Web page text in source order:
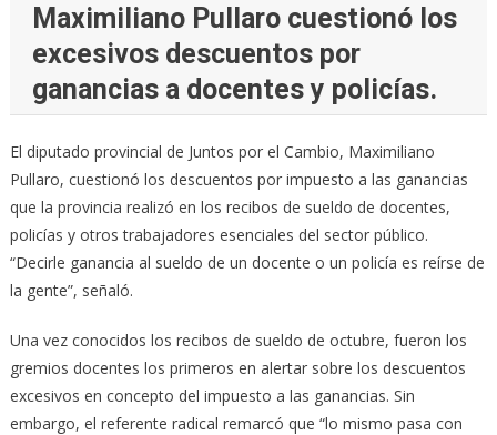
Maximiliano Pullaro cuestionó los
excesivos descuentos por
ganancias a docentes y policías.
El diputado provincial de Juntos por el Cambio, Maximiliano
Pullaro, cuestionó los descuentos por impuesto a las ganancias
que la provincia realizó en los recibos de sueldo de docentes,
policías y otros trabajadores esenciales del sector público.
“Decirle ganancia al sueldo de un docente o un policía es reírse de
la gente”, señaló.
Una vez conocidos los recibos de sueldo de octubre, fueron los
gremios docentes los primeros en alertar sobre los descuentos
excesivos en concepto del impuesto a las ganancias. Sin
embargo, el referente radical remarcó que “lo mismo pasa con